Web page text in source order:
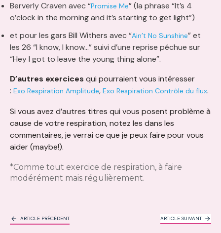
Berverly Craven avec “Promise Me” (la phrase “It’s 4
o’clock in the morning and it’s starting to get light”)
et pour les gars Bill Withers avec “Ain’t No Sunshine” et
les 26 “I know, I know…” suivi d’une reprise pêchue sur
“Hey I got to leave the young thing alone”.
D’autres exercices qui pourraient vous intéresser
: Exo Respiration Amplitude, Exo Respiration Contrôle du flux.
Si vous avez d’autres titres qui vous posent problème à
cause de votre respiration, notez les dans les
commentaires, je verrai ce que je peux faire pour vous
aider (maybe!).
*Comme tout exercice de respiration, à faire
modérément mais régulièrement.
ARTICLE PRÉCÉDENT ARTICLE SUIVANT